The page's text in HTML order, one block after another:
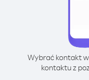
Wybrać kontakt
kontaktu z